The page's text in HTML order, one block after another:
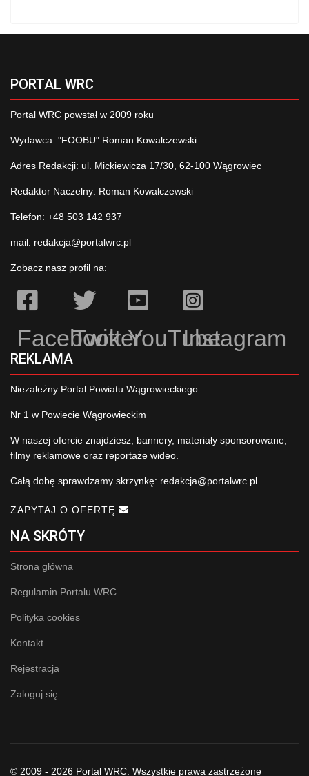
PORTAL WRC
Portal WRC powstał w 2009 roku
Wydawca: "FOOBU" Roman Kowalczewski
Adres Redakcji: ul. Mickiewicza 17/30, 62-100 Wągrowiec
Redaktor Naczelny: Roman Kowalczewski
Telefon: +48 503 142 937
mail: redakcja@portalwrc.pl
Zobacz nasz profil na:
Facebook
TwitterYouTubeInstagram
REKLAMA
Niezależny Portal Powiatu Wągrowieckiego
Nr 1 w Powiecie Wągrowieckim
W naszej ofercie znajdziesz, bannery, materiały sponsorowane,
filmy reklamowe oraz reportaże wideo.
Całą dobę sprawdzamy skrzynkę: redakcja@portalwrc.pl
ZAPYTAJ O OFERTĘ
NA SKRÓTY
Strona główna
Regulamin Portalu WRC
Polityka cookies
Kontakt
Rejestracja
Zaloguj się
© 2009 - 2026 Portal WRC. Wszystkie prawa zastrzeżone